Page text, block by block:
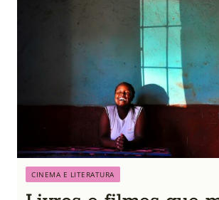
CINEMA E LITERATURA